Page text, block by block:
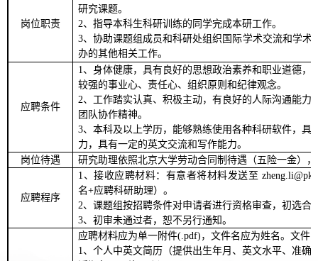
岗位职责
研究课题。
2、指导本科生科研训练的同学完成本研工作。
3、协助课题组成员和科研处组织国际学术交流和学术
办的其他相关工作。
应聘条件
1 、身体健康，具有良好的思想政治素养和职业道德，
较强的事业心、责任心、组织原则和纪律观念。
2、工作踏实认真、积极主动，有良好的人际沟通能力
团队协作精神。
3、本科及以上学历，能够熟练使用各种科研软件，具
力，具有一定的英文交流和写作能力。
岗位待遇
研究助理依照北京大学劳动合同制待遇（五险一金）
应聘程序
1 、接收应聘材料：有意者将材料发送至
名+应聘科研助理）。
2、课题组按招聘条件对申请者进行资格审查，初选合
3、初审未通过者，恕不另行通知。
应聘材料应为单一附件(.pdf) ，文件名应为姓名。文件
1 、个人中英文简历（提供出生年月、英文水平、准确